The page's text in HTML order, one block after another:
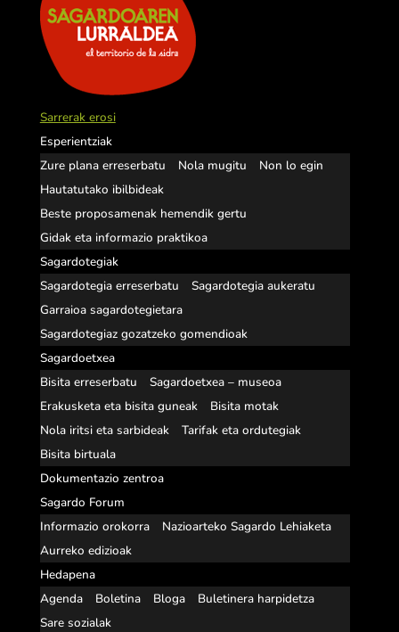
Sarrerak erosi
Esperientziak
Zure plana erreserbatu
Nola mugitu
Non lo egin
Hautatutako ibilbideak
Beste proposamenak hemendik gertu
Gidak eta informazio praktikoa
Sagardotegiak
Sagardotegia erreserbatu
Sagardotegia aukeratu
Garraioa sagardotegietara
Sagardotegiaz gozatzeko gomendioak
Sagardoetxea
Bisita erreserbatu
Sagardoetxea – museoa
Erakusketa eta bisita guneak
Bisita motak
Nola iritsi eta sarbideak
Tarifak eta ordutegiak
Bisita birtuala
Dokumentazio zentroa
Sagardo Forum
Informazio orokorra
Nazioarteko Sagardo Lehiaketa
Aurreko edizioak
Hedapena
Agenda
Boletina Bloga
Buletinera harpidetza
Sare sozialak